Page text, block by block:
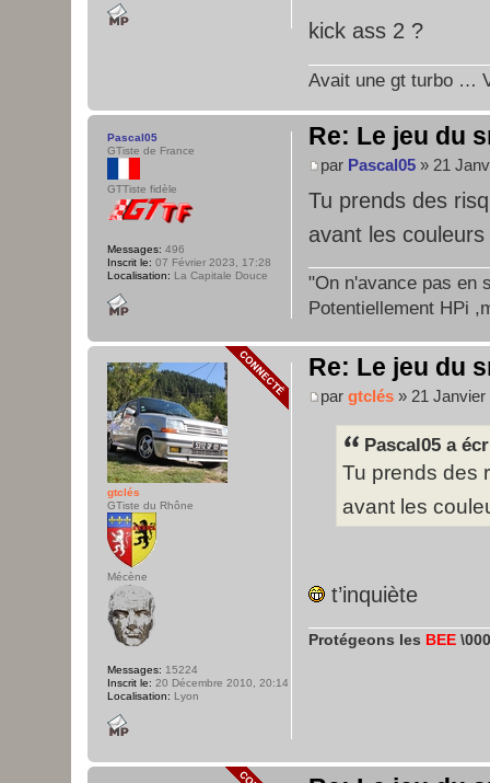
kick ass 2 ?
Avait une gt turbo …
Re: Le jeu du
par Pascal05 » 21
Tu prends des
avant les
"On n'avance pas en
Potentiellement HPi
Pascal05
GTiste de France
GTTiste fidèle
Messages: 496
Inscrit le: 07 Février 2023, 17:28
Localisation: La Capitale Douce
Re: Le jeu du
par gtclés » 21 Janvier
Pascal05 a
Tu prends des
avant les
t’inquiète
Protégeons les BEE
gtclés
GTiste du Rhône
Mécène
Messages: 15224
Inscrit le: 20 Décembre 2010, 20:14
Localisation: Lyon